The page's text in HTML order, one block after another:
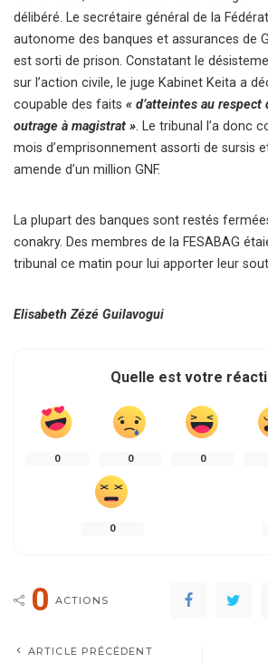
délibéré. Le secrétaire général de la
autonome des banques et assurances de
est sorti de prison. Constatant le
sur l’action civile, le juge Kabinet Keita a
coupable des faits « d’atteintes au
outrage à magistrat ». Le tribunal l’a donc
mois d’emprisonnement assorti de sursis
amende d’un million GNF.
La plupart des banques sont restés
conakry. Des membres de la FESABAG
tribunal ce matin pour lui apporter leur
Elisabeth Zézé Guilavogui
Quelle est votre
0 0 0
0
0 ACTIONS
ARTICLE PRÉCÉDENT